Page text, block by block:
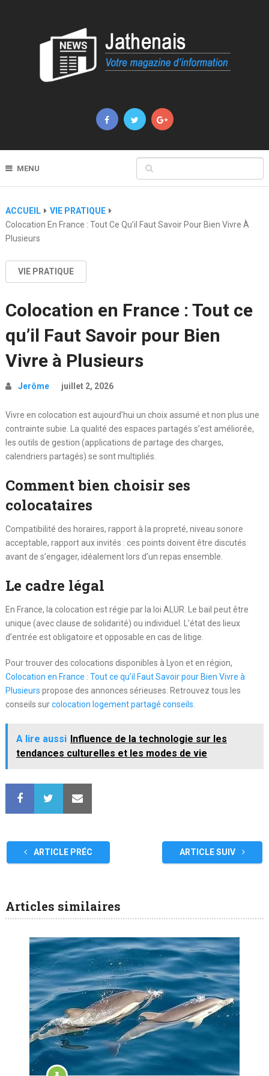
MENU
ACCUEIL
VIE PRATIQUE
Colocation En France : Tout Ce Qu’il Faut Savoir Pour Bien Vivre À
Plusieurs
VIE PRATIQUE
Colocation en France : Tout ce
qu’il Faut Savoir pour Bien
Vivre à Plusieurs
Jerôme juillet 2, 2026
Vivre en colocation est aujourd’hui un choix assumé et non plus une
contrainte subie. La qualité des espaces partagés s’est améliorée,
les outils de gestion (applications de partage des charges,
calendriers partagés) se sont multipliés.
Comment bien choisir ses
colocataires
Compatibilité des horaires, rapport à la propreté, niveau sonore
acceptable, rapport aux invités : ces points doivent être discutés
avant de s’engager, idéalement lors d’un repas ensemble.
Le cadre légal
En France, la colocation est régie par la loi ALUR. Le bail peut être
unique (avec clause de solidarité) ou individuel. L’état des lieux
d’entrée est obligatoire et opposable en cas de litige.
Pour trouver des colocations disponibles à Lyon et en région,
Colocation en France : Tout ce qu’il Faut Savoir pour Bien Vivre à
Plusieurs propose des annonces sérieuses. Retrouvez tous les
conseils surcolocation logement partagé conseils
A lire aussi Influence de la technologie sur les
tendances culturelles et les modes de vie
ARTICLE PRÉC ARTICLE SUIV
Articles similaires